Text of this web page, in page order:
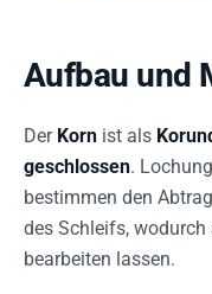
Aufbau und
Der Korn ist als
geschlossen.
bestimmen den
des Schleifs,
bearbeiten lassen.